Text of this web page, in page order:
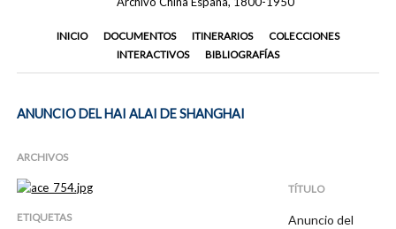
INICIO DOCUMENTOS ITINERARIOS
COLECCIONES
INTERACTIVOS
BIBLIOGRAFÍAS
ANUNCIO DEL HAI ALAI DE SHANGHAI
ARCHIVOS
ETIQUETAS
TÍTULO
Anuncio del